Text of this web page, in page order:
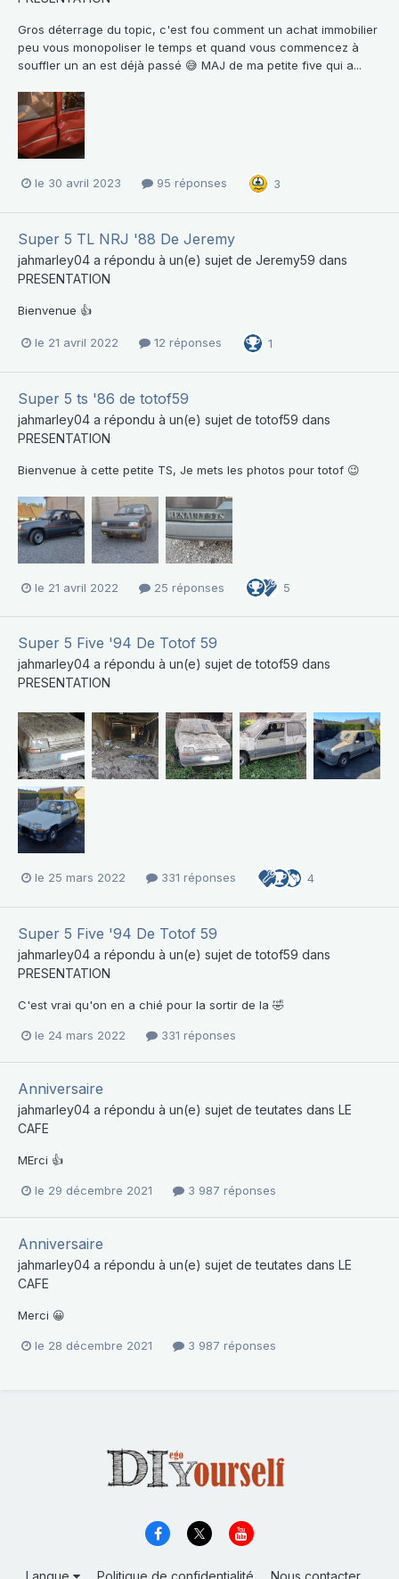
Gros déterrage du topic, c'est fou comment un achat immobilier
peu vous monopoliser le temps et quand vous commencez à
souffler un an est déjà passé 😅 MAJ de ma petite five qui a...
le 30 avril 2023 95 réponses 3
Super 5 TL NRJ '88 De Jeremy
jahmarley04 a répondu à un(e) sujet de Jeremy59 dans
PRESENTATION
Bienvenue 👍
le 21 avril 2022 12 réponses 1
Super 5 ts '86 de totof59
jahmarley04 a répondu à un(e) sujet detotof59 dans
PRESENTATION
Bienvenue à cette petite TS, Je mets les photos pour totof 😉
le 21 avril 2022 25 réponses 5
Super 5 Five '94 De Totof 59
jahmarley04 a répondu à un(e) sujet detotof59 dans
PRESENTATION
le 25 mars 2022 331 réponses 4
Super 5 Five '94 De Totof 59
jahmarley04 a répondu à un(e) sujet detotof59 dans
PRESENTATION
C'est vrai qu'on en a chié pour la sortir de la 🤣
le 24 mars 2022 331 réponses
Anniversaire
jahmarley04 a répondu à un(e) sujet deteutates dans LE
CAFE
MErci 👍
le 29 décembre 2021 3 987 réponses
Anniversaire
jahmarley04 a répondu à un(e) sujet deteutates dans LE
CAFE
Merci 😀
le 28 décembre 2021 3 987 réponses
Langue Politique de confidentialité Nous contacter